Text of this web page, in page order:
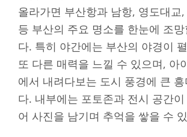
올라가면 부산항과 남항, 영도대교
등 부산의 주요 명소를 한눈에 조
다. 특히 야간에는 부산의 야경이
또 다른 매력을 느낄 수 있으며, 아
에서 내려다보는 도시 풍경에 큰
다. 내부에는 포토존과 전시 공간
어 사진을 남기며 추억을 쌓을 수